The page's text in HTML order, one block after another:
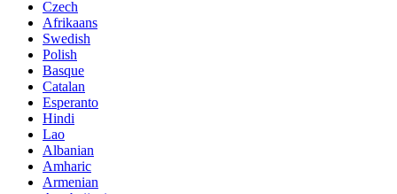
Czech
Afrikaans
Swedish
Polish
Basque
Catalan
Esperanto
Hindi
Lao
Albanian
Amharic
Armenian